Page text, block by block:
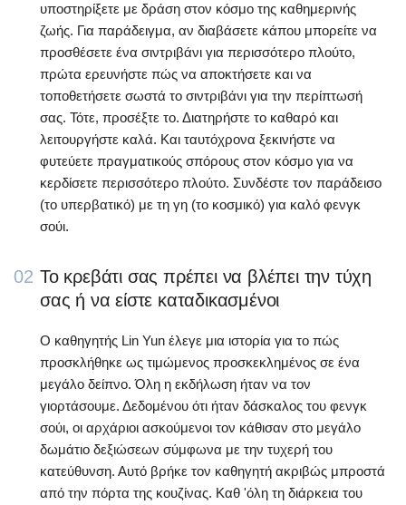
υποστηρίξετε με δράση στον κόσμο της καθημερινής
ζωής. Για παράδειγμα, αν διαβάσετε κάπου μπορείτε να
προσθέσετε ένα σιντριβάνι για περισσότερο πλούτο,
πρώτα ερευνήστε πώς να αποκτήσετε και να
τοποθετήσετε σωστά το σιντριβάνι για την περίπτωσή
σας. Τότε, προσέξτε το. Διατηρήστε το καθαρό και
λειτουργήστε καλά. Και ταυτόχρονα ξεκινήστε να
φυτεύετε πραγματικούς σπόρους στον κόσμο για να
κερδίσετε περισσότερο πλούτο. Συνδέστε τον παράδεισο
(το υπερβατικό) με τη γη (το κοσμικό) για καλό φενγκ
σούι.
02 Το κρεβάτι σας πρέπει να βλέπει την τύχη
σας ή να είστε καταδικασμένοι
Ο καθηγητής Lin Yun έλεγε μια ιστορία για το πώς
προσκλήθηκε ως τιμώμενος προσκεκλημένος σε ένα
μεγάλο δείπνο. Όλη η εκδήλωση ήταν να τον
γιορτάσουμε. Δεδομένου ότι ήταν δάσκαλος του φενγκ
σούι, οι αρχάριοι ασκούμενοι τον κάθισαν στο μεγάλο
δωμάτιο δεξιώσεων σύμφωνα με την τυχερή του
κατεύθυνση. Αυτό βρήκε τον καθηγητή ακριβώς μπροστά
από την πόρτα της κουζίνας. Καθ 'όλη τη διάρκεια του